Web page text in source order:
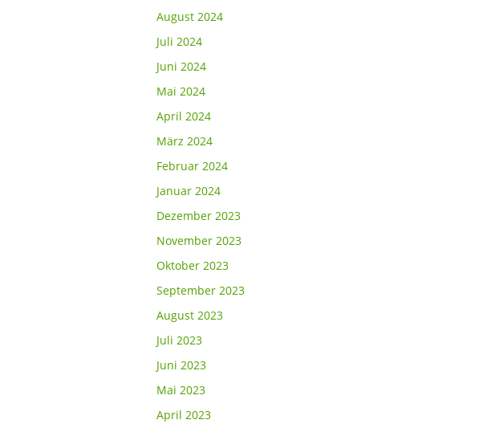
August 2024
Juli 2024
Juni 2024
Mai 2024
April 2024
März 2024
Februar 2024
Januar 2024
Dezember 2023
November 2023
Oktober 2023
September 2023
August 2023
Juli 2023
Juni 2023
Mai 2023
April 2023